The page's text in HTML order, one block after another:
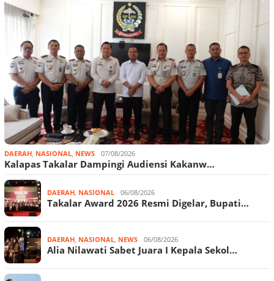
DAERAH, NASIONAL, NEWS 07/08/2026
Kalapas Takalar Dampingi Audiensi Kakanw…
DAERAH, NASIONAL 06/08/2026
Takalar Award 2026 Resmi Digelar, Bupati…
DAERAH, NASIONAL, NEWS 06/08/2026
Alia Nilawati Sabet Juara I Kepala Sekol…